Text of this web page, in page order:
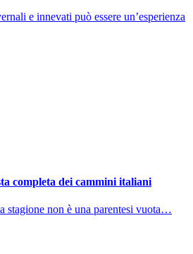
e innevati può essere un’esperienza
completa dei cammini italiani
stagione non è una parentesi vuota…